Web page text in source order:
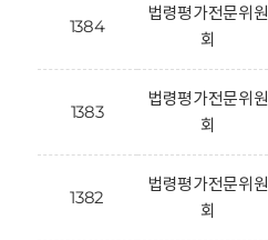
1384
법령평가전문위원
회
1383
법령평가전문위원
회
1382
법령평가전문위원
회